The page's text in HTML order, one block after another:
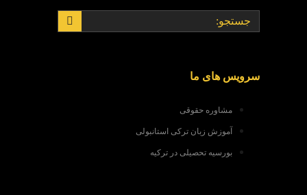
سرویس های ما
مشاوره حقوقی
آموزش زبان ترکی استانبولی
بورسیه تحصیلی در ترکیه